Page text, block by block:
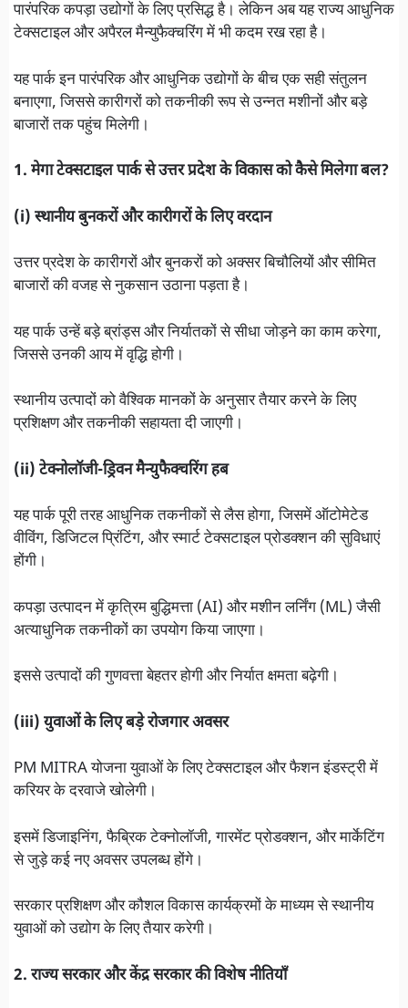
पारंपरिक कपड़ा उद्योगों के लिए प्रसिद्ध है। लेकिन अब यह राज्य आधुनिक
टेक्सटाइल और अपैरल मैन्युफैक्चरिंग में भी कदम रख रहा है।
यह पार्क इन पारंपरिक और आधुनिक उद्योगों के बीच एक सही संतुलन
बनाएगा, जिससे कारीगरों को तकनीकी रूप से उन्नत मशीनों और बड़े
बाजारों तक पहुंच मिलेगी।
1. मेगा टेक्सटाइल पार्क से उत्तर प्रदेश के विकास को कैसे मिलेगा बल?
(i) स्थानीय बुनकरों और कारीगरों के लिए वरदान
उत्तर प्रदेश के कारीगरों और बुनकरों को अक्सर बिचौलियों और सीमित
बाजारों की वजह से नुकसान उठाना पड़ता है।
यह पार्क उन्हें बड़े ब्रांड्स और निर्यातकों से सीधा जोड़ने का काम करेगा,
जिससे उनकी आय में वृद्धि होगी।
स्थानीय उत्पादों को वैश्विक मानकों के अनुसार तैयार करने के लिए
प्रशिक्षण और तकनीकी सहायता दी जाएगी।
(ii) टेक्नोलॉजी-ड्रिवन मैन्युफैक्चरिंग हब
यह पार्क पूरी तरह आधुनिक तकनीकों से लैस होगा, जिसमें ऑटोमेटेड
वीविंग, डिजिटल प्रिंटिंग, और स्मार्ट टेक्सटाइल प्रोडक्शन की सुविधाएं
होंगी।
कपड़ा उत्पादन में कृत्रिम बुद्धिमत्ता (AI) और मशीन लर्निंग (ML) जैसी
अत्याधुनिक तकनीकों का उपयोग किया जाएगा।
इससे उत्पादों की गुणवत्ता बेहतर होगी और निर्यात क्षमता बढ़ेगी।
(iii) युवाओं के लिए बड़े रोजगार अवसर
PM MITRA योजना युवाओं के लिए टेक्सटाइल और फैशन इंडस्ट्री में
करियर के दरवाजे खोलेगी।
इसमें डिजाइनिंग, फैब्रिक टेक्नोलॉजी, गारमेंट प्रोडक्शन, और मार्केटिंग
से जुड़े कई नए अवसर उपलब्ध होंगे।
सरकार प्रशिक्षण और कौशल विकास कार्यक्रमों के माध्यम से स्थानीय
युवाओं को उद्योग के लिए तैयार करेगी।
2. राज्य सरकार और केंद्र सरकार की विशेष नीतियाँ